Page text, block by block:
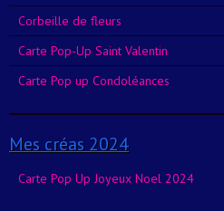
Corbeille de fleurs
Carte Pop-Up Saint Valentin
Carte Pop up Condoléances
Mes créas 2024
Carte Pop Up Joyeux Noel 2024